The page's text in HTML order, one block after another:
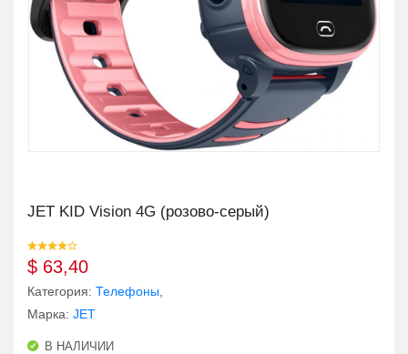
JET KID Vision 4G (розово-серый)
$ 63,40
Категория: Телефоны
Марка: JET
В НАЛИЧИИ